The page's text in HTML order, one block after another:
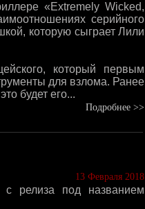
«Extremely Wicked,
серийного
которую сыграет Лили
который первым
для взлома. Ранее
будет его...
Подробнее >>
13 Февраля 2018
релиза под названием